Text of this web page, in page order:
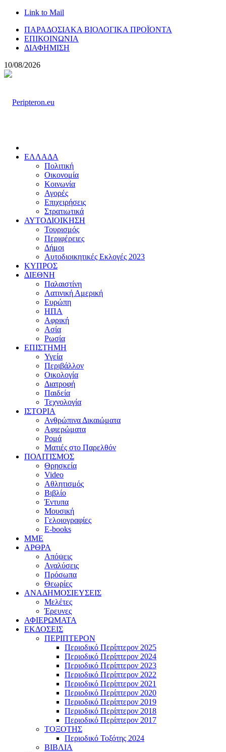
Link to Mail
ΠΑΡΑΔΟΣΙΑΚΑ ΒΙΟΛΟΓΙΚΑ ΠΡΟΪΟΝΤΑ
ΕΠΙΚΟΙΝΩΝΙΑ
ΔΙΑΦΗΜΙΣΗ
10/08/2026
ΕΛΛΑΔΑ
Πολιτική
Οικονομία
Κοινωνία
Αγορές
Επιχειρήσεις
Στρατιωτικά
ΑΥΤΟΔΙΟΙΚΗΣΗ
Τουρισμός
Περιφέρειες
Δήμοι
Αυτοδιοικητικές Εκλογές 2023
ΚΥΠΡΟΣ
ΔΙΕΘΝΗ
Παλαιστίνη
Λατινική Αμερική
Ευρώπη
ΗΠΑ
Αφρική
Ασία
Ρωσία
ΕΠΙΣΤΗΜΗ
Υγεία
Περιβάλλον
Οικολογία
Διατροφή
Παιδεία
Τεχνολογία
ΙΣΤΟΡΙΑ
Ανθρώπινα Δικαιώματα
Αφιερώματα
Ρομά
Ματιές στο Παρελθόν
ΠΟΛΙΤΙΣΜΟΣ
Θρησκεία
Video
Αθλητισμός
Βιβλίο
Έντυπα
Μουσική
Γελοιογραφίες
E-books
MME
ΑΡΘΡΑ
Απόψεις
Αναλύσεις
Πρόσωπα
Θεωρίες
ΑΝΑΔΗΜΟΣΙΕΥΣΕΙΣ
Μελέτες
Έρευνες
ΑΦΙΕΡΩΜΑΤΑ
ΕΚΔΟΣΕΙΣ
ΠΕΡΙΠΤΕΡΟΝ
Περιοδικό Περίπτερον 2025
Περιοδικό Περίπτερον 2024
Περιοδικό Περίπτερον 2023
Περιοδικό Περίπτερον 2022
Περιοδικό Περίπτερον 2021
Περιοδικό Περίπτερον 2020
Περιοδικό Περίπτερον 2019
Περιοδικό Περίπτερον 2018
Περιοδικό Περίπτερον 2017
ΤΟΞΟΤΗΣ
Περιοδικό Τοξότης 2024
ΒΙΒΛΙΑ